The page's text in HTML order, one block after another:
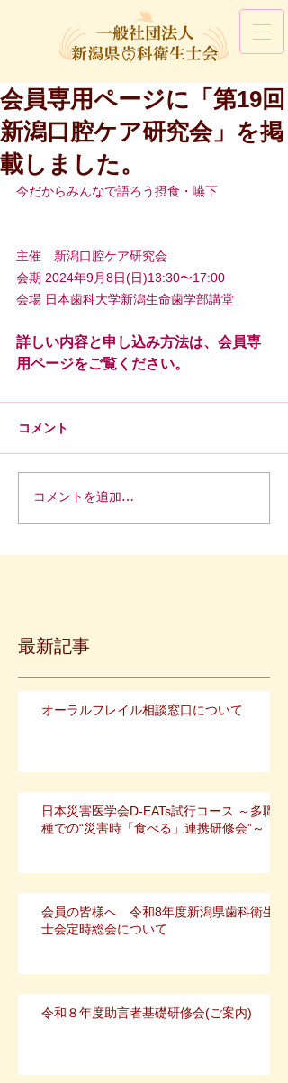
会員専用ページに「第19回
新潟口腔ケア研究会」を掲
載しました。
今だからみんなで語ろう摂食・嚥下
主催　新潟口腔ケア研究会
会期 2024年9月8日(日)13:30〜17:00
会場 日本歯科大学新潟生命歯学部講堂
詳しい内容と申し込み方法は、会員専
用ページをご覧ください。
コメント
コメントを追加…
最新記事
オーラルフレイル相談窓口について
日本災害医学会D-EATs試行コース ～多職
種での“災害時「食べる」連携研修会”～
会員の皆様へ 令和8年度新潟県歯科衛生
士会定時総会について
令和８年度助言者基礎研修会(ご案内)